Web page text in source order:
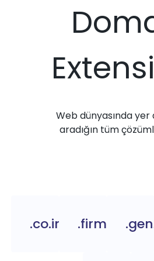
Web dünyasında yer
aradığın tüm
.co.in .firm.in